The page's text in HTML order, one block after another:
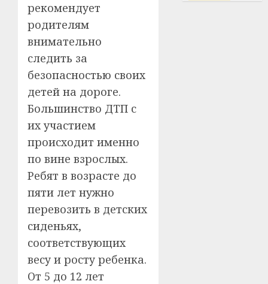
рекомендует
родителям
внимательно
следить за
безопасностью своих
детей на дороге.
Большинство ДТП с
их участием
происходит именно
по вине взрослых.
Ребят в возрасте до
пяти лет нужно
перевозить в детских
сиденьях,
соответствующих
весу и росту ребенка.
От 5 до 12 лет